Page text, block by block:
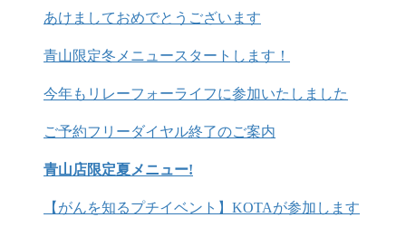
あけましておめでとうございます
青山限定冬メニュースタートします！
今年もリレーフォーライフに参加いたしました
ご予約フリーダイヤル終了のご案内
青山店限定夏メニュー!
【がんを知るプチイベント】KOTAが参加します